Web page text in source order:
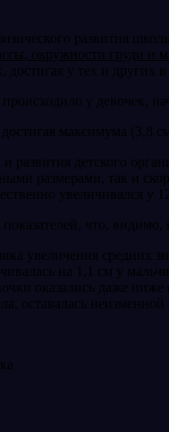
развития
окружности груди и
достигая у тех и других
у девочек,
, достигая максимума (3,8
и развития детского
размерами, так и
увеличивался
что, видимо,
увеличения средних
на 1,1 см у
оказались даже
оставалась